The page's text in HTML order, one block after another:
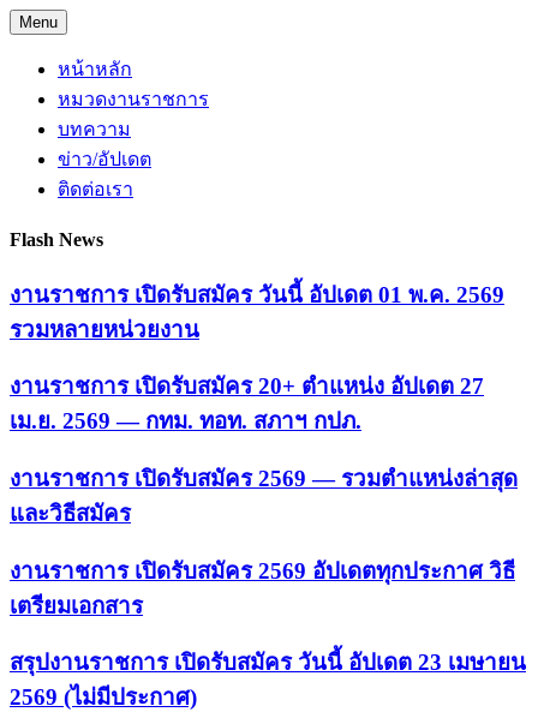
Skip
to
content
Menu
หน้าหลัก
หมวดงานราชการ
บทความ
ข่าว/อัปเดต
ติดต่อเรา
Flash News
งานราชการ เปิดรับสมัคร วันนี้ อัปเดต 01 พ.ค. 2569
รวมหลายหน่วยงาน
งานราชการ เปิดรับสมัคร 20+ ตำแหน่ง อัปเดต 27
เม.ย. 2569 — กทม. ทอท. สภาฯ กปภ.
งานราชการ เปิดรับสมัคร 2569 — รวมตำแหน่งล่าสุด
และวิธีสมัคร
งานราชการ เปิดรับสมัคร 2569 อัปเดตทุกประกาศ วิธี
เตรียมเอกสาร
สรุปงานราชการ เปิดรับสมัคร วันนี้ อัปเดต 23 เมษายน
2569 (ไม่มีประกาศ)